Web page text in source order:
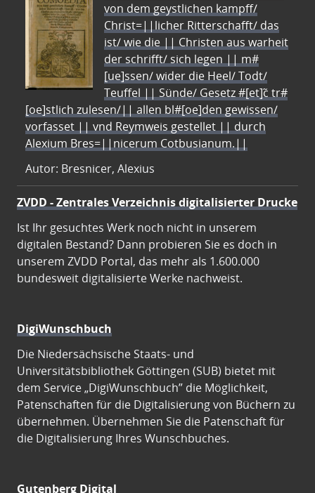
von dem geystlichen kampff/
Christ=||licher Ritterschafft/ das
ist/ wie die || Christen aus warheit
der schrifft/ sich legen || m#
[ue]ssen/ wider die Heel/ Todt/
Teuffel || Sünde/ Gesetz #[et]c̃ tr#
[oe]stlich zulesen/|| allen bl#[oe]den gewissen/
vorfasset || vnd Reymweis gestellet || durch
Alexium Bres=||nicerum Cotbusianum.||
Autor: Bresnicer, Alexius
ZVDD - Zentrales Verzeichnis digitalisierter Drucke
Ist Ihr gesuchtes Werk noch nicht in unserem
digitalen Bestand? Dann probieren Sie es doch in
unserem ZVDD Portal, das mehr als 1.600.000
bundesweit digitalisierte Werke nachweist.
DigiWunschbuch
Die Niedersächsische Staats- und
Universitätsbibliothek Göttingen (SUB) bietet mit
dem Service „DigiWunschbuch” die Möglichkeit,
Patenschaften für die Digitalisierung von Büchern zu
übernehmen. Übernehmen Sie die Patenschaft für
die Digitalisierung Ihres Wunschbuches.
Gutenberg Digital